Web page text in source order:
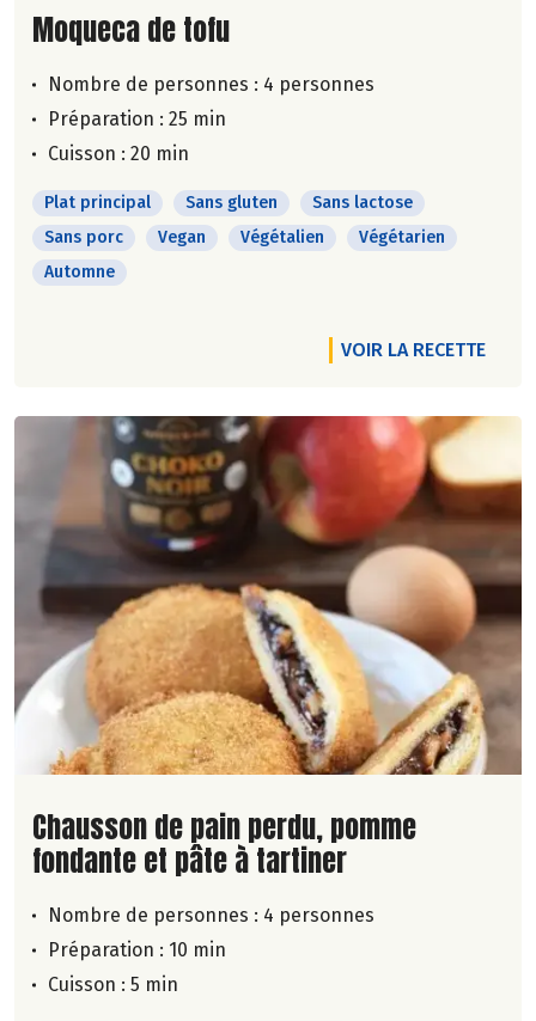
Lire la suite de la recette
Moqueca de tofu
Nombre de personnes : 4 personnes
Préparation : 25 min
Cuisson : 20 min
Plat principal Sans gluten
Sans lactose
Sans porc
Vegan Végétalien
Végétarien
Automne
VOIR LA RECETTE
Lire la suite de la recette
Chausson de pain perdu, pomme
fondante et pâte à tartiner
Nombre de personnes : 4 personnes
Préparation : 10 min
Cuisson : 5 min